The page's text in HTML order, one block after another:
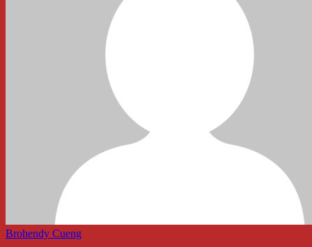
Brohendy Cueng